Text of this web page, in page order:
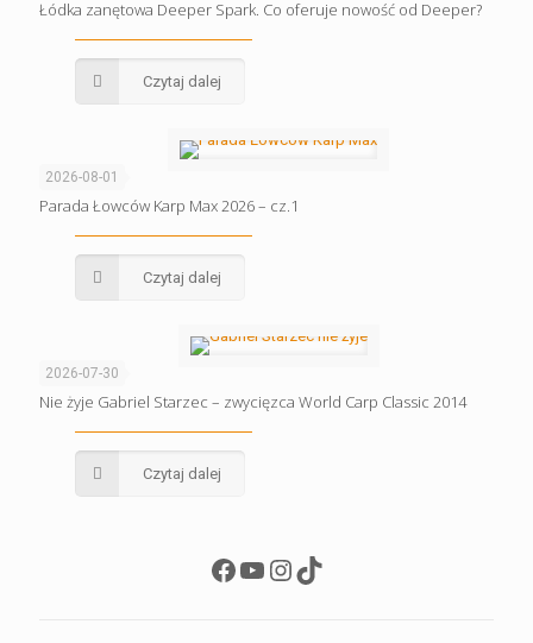
Łódka zanętowa Deeper Spark. Co oferuje nowość od Deeper?
Czytaj dalej
2026-08-01
Parada Łowców Karp Max 2026 – cz.1
Czytaj dalej
2026-07-30
Nie żyje Gabriel Starzec – zwycięzca World Carp Classic 2014
Czytaj dalej
Facebook
YouTube
Instagram
TikTok